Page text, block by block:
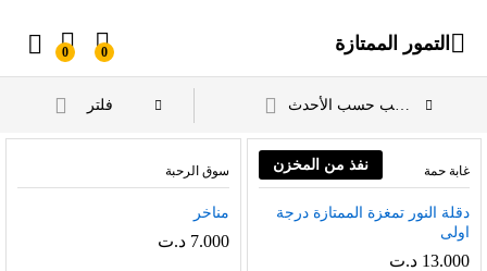
التمور الممتازة 0
0
فلتر ترتيب حسب الأحدث
نفذ من المخزن غابة حمة
دقلة النور تمغزة الممتازة درجة
اولى
13.000 د.ت
سوق الرحبة
مناخر
7.000 د.ت